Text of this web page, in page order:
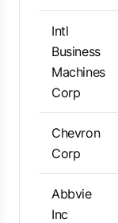
Intl
Business
Machines
Corp
Chevron
Corp
Abbvie
Inc